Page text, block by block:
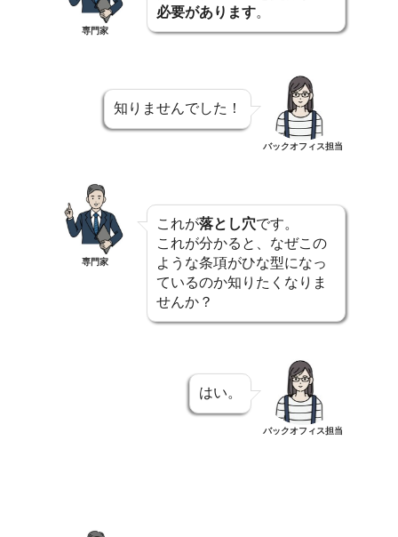
専門家
必要があります。
知りませんでした！
バックオフィス担当
専門家
これが落とし穴です。
これが分かると、なぜこの
ような条項がひな型になっ
ているのか知りたくなりま
せんか？
はい。
バックオフィス担当